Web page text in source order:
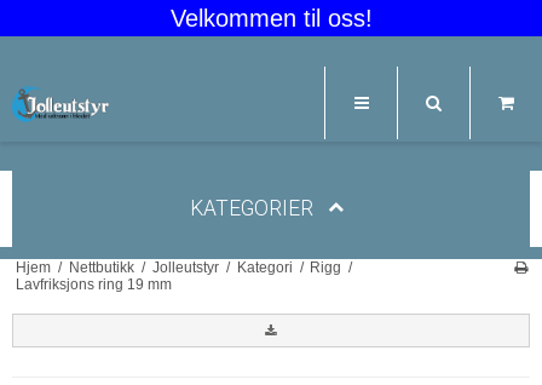
Velkommen til oss!
KATEGORIER
Hjem / Nettbutikk / Jolleutstyr / Kategori / Rigg /
Lavfriksjons ring 19 mm